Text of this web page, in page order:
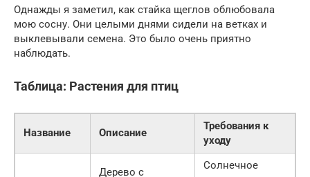
Однажды я заметил, как стайка щеглов облюбовала
мою сосну. Они целыми днями сидели на ветках и
выклевывали семена. Это было очень приятно
наблюдать.
Таблица: Растения для птиц
Название Описание
Требования к
уходу
Дерево с
Солнечное